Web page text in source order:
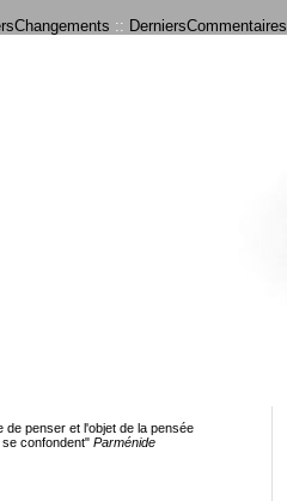
:: DerniersCommentaires
de penser et l'objet de la pensée
se confondent"Parménide